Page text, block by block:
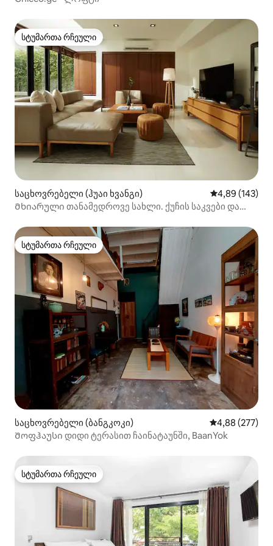
სტუმართა რჩეული
სტუმართა რჩეული
საცხოვრებელი (ჰუაი ხვანგი) საშუალო
4,89 (143)
Მხიარული თანამედროვე სახლი. ქუჩის საკვები და
სტუმართა რჩეული
სტუმართა რჩეული
საცხოვრებელი (ბანგკოკი) საშუალო
4,88 (277)
Შოფჰაუსი დიდი ტერასით ჩაინატაუნში, BaanYok
სტუმართა რჩეული
სტუმართა რჩეული